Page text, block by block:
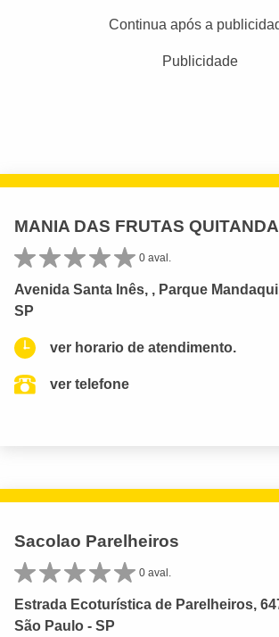
Continua após a
Publicidade
MANIA DAS FRUTAS QUITANDA
0 aval.
Avenida Santa Inês, , Parque
SP
ver horario de atendimento.
ver telefone
Sacolao Parelheiros
0 aval.
Estrada Ecoturística de Parelheiros,
São Paulo - SP